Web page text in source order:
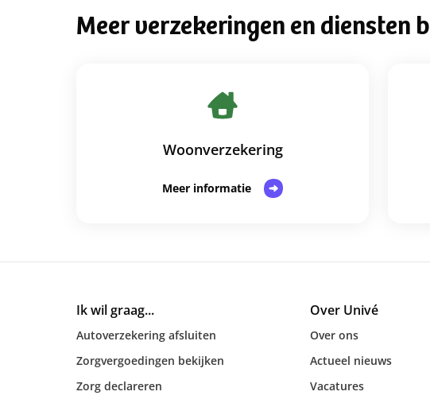
Meer verzekeringen en diensten
Woonverzekering
Meer informatie
Ik wil graag...
Autoverzekering afsluiten
Zorgvergoedingen bekijken
Zorg declareren
Over Univé
Over ons
Actueel nieuws
Vacatures